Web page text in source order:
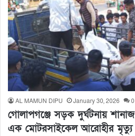
AL MAMUN DIPU January 30, 2026 0
গোলাপগঞ্জে সড়ক দুর্ঘটনায়
এক মোটরসাইকেল আরোহীর মৃত্যু